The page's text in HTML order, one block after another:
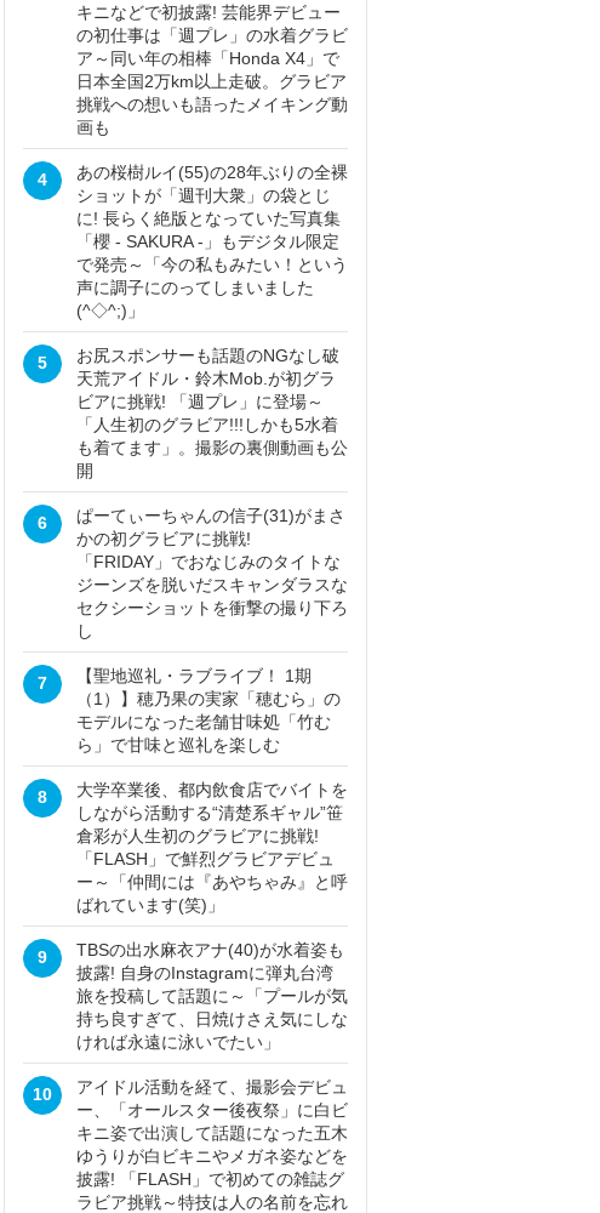
キニなどで初披露! 芸能界デビュー
の初仕事は「週プレ」の水着グラビ
ア～同い年の相棒「Honda X4」で
日本全国2万km以上走破。グラビア
挑戦への想いも語ったメイキング動
画も
4
あの桜樹ルイ(55)の28年ぶりの全裸
ショットが「週刊大衆」の袋とじ
に! 長らく絶版となっていた写真集
「櫻 - SAKURA -」もデジタル限定
で発売～「今の私もみたい！という
声に調子にのってしまいました
(^◇^;)」
5
お尻スポンサーも話題のNGなし破
天荒アイドル・鈴木Mob.が初グラ
ビアに挑戦! 「週プレ」に登場～
「人生初のグラビア!!!しかも5水着
も着てます」。撮影の裏側動画も公
開
6
ぱーてぃーちゃんの信子(31)がまさ
かの初グラビアに挑戦!
「FRIDAY」でおなじみのタイトな
ジーンズを脱いだスキャンダラスな
セクシーショットを衝撃の撮り下ろ
し
7
【聖地巡礼・ラブライブ！ 1期
（1）】穂乃果の実家「穂むら」の
モデルになった老舗甘味処「竹む
ら」で甘味と巡礼を楽しむ
8
大学卒業後、都内飲食店でバイトを
しながら活動する“清楚系ギャル”笹
倉彩が人生初のグラビアに挑戦!
「FLASH」で鮮烈グラビアデビュ
ー～「仲間には『あやちゃみ』と呼
ばれています(笑)」
9
TBSの出水麻衣アナ(40)が水着姿も
披露! 自身のInstagramに弾丸台湾
旅を投稿して話題に～「プールが気
持ち良すぎて、日焼けさえ気にしな
ければ永遠に泳いでたい」
10
アイドル活動を経て、撮影会デビュ
ー、「オールスター後夜祭」に白ビ
キニ姿で出演して話題になった五木
ゆうりが白ビキニやメガネ姿などを
披露! 「FLASH」で初めての雑誌グ
ラビア挑戦～特技は人の名前を忘れ